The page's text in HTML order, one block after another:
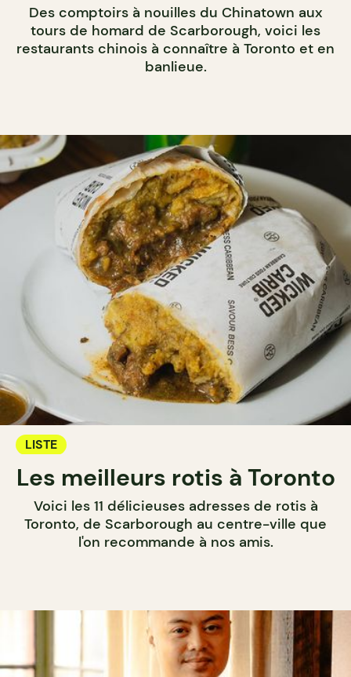
Des comptoirs à nouilles du Chinatown aux
tours de homard de Scarborough, voici les
restaurants chinois à connaître à Toronto et en
banlieue.
LISTE
Les meilleurs rotis à Toronto
Voici les 11 délicieuses adresses de rotis à
Toronto, de Scarborough au centre-ville que
l'on recommande à nos amis.